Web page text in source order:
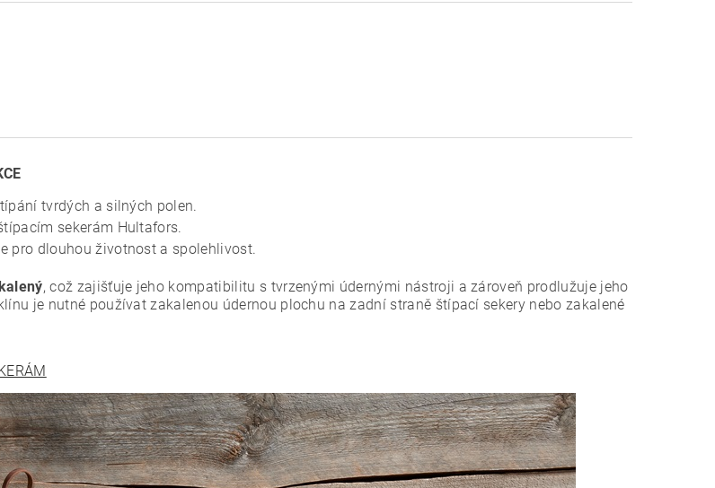
tvrdých a silných polen.
sekerám Hultafors.
pro dlouhou životnost a spolehlivost.
, což zajišťuje jeho kompatibilitu s tvrzenými údernými nástroji a zároveň prodlužuje jeho
je nutné používat zakalenou údernou plochu na zadní straně štípací sekery nebo zakalené